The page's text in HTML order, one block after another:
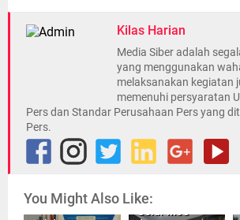
Kilas Harian
Media Siber adalah
yang menggunakan
melaksanakan kegiatan
memenuhi persyaratan
Pers dan Standar Perusahaan Pers yang
Pers.
You Might Also Like:Dinas Kominfo